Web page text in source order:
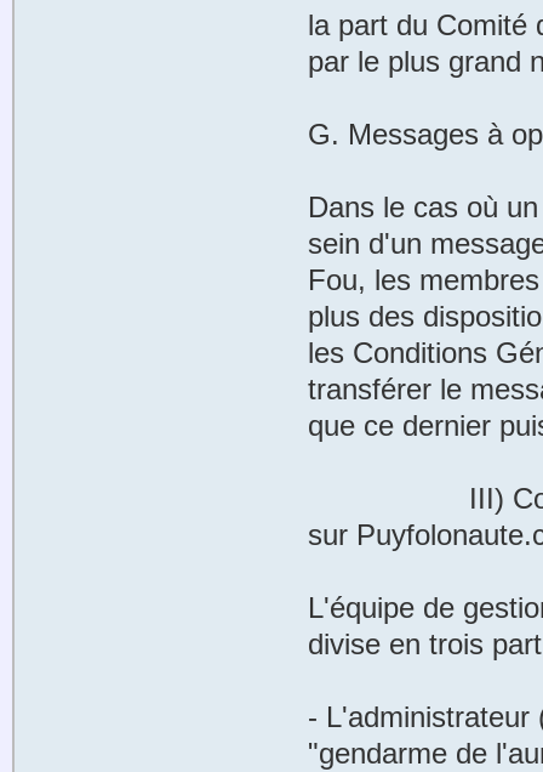
la part du Comité
par le plus grand
G. Messages à
Dans le cas où
sein d'un
Fou, les
plus des
les Conditions
transférer le
que ce dernier
III)
sur
L'équipe de
divise en trois
- L'administrateur
"gendarme de